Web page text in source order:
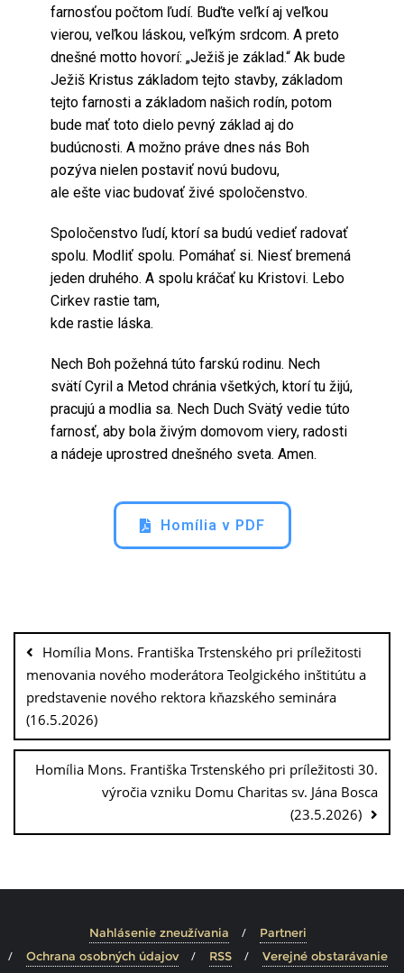
farnosťou počtom ľudí. Buďte veľkí aj veľkou
vierou, veľkou láskou, veľkým srdcom. A preto
dnešné motto hovorí: „Ježiš je základ.“ Ak bude
Ježiš Kristus základom tejto stavby, základom
tejto farnosti a základom našich rodín, potom
bude mať toto dielo pevný základ aj do
budúcnosti. A možno práve dnes nás Boh
pozýva nielen postaviť novú budovu,
ale ešte viac budovať živé spoločenstvo.
Spoločenstvo ľudí, ktorí sa budú vedieť radovať
spolu. Modliť spolu. Pomáhať si. Niesť bremená
jeden druhého. A spolu kráčať ku Kristovi. Lebo
Cirkev rastie tam,
kde rastie láska.
Nech Boh požehná túto farskú rodinu. Nech
svätí Cyril a Metod chránia všetkých, ktorí tu žijú,
pracujú a modlia sa. Nech Duch Svätý vedie túto
farnosť, aby bola živým domovom viery, radosti
a nádeje uprostred dnešného sveta. Amen.
Homília v PDF
Homília Mons. Františka Trstenského pri príležitosti
menovania nového moderátora Teolgického inštitútu a
predstavenie nového rektora kňazského seminára
(16.5.2026)
Homília Mons. Františka Trstenského pri príležitosti 30.
výročia vzniku Domu Charitas sv. Jána Bosca
(23.5.2026)
Nahlásenie zneužívania
Partneri
Ochrana osobných údajov
RSS Verejné obstarávanie